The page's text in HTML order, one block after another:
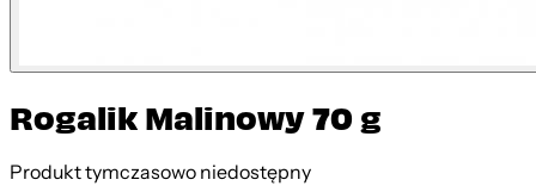
Rogalik Malinowy 70 g
Produkt tymczasowo niedostępny